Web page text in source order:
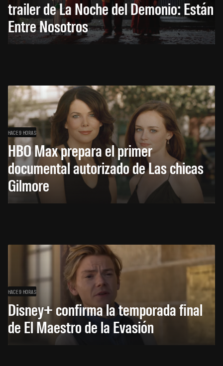
trailer de La Noche del Demonio: Están
Entre Nosotros
HACE 9 HORAS
HBO Max prepara el primer
documental autorizado de Las chicas
Gilmore
HACE 9 HORAS
Disney+ confirma la temporada final
de El Maestro de la Evasión